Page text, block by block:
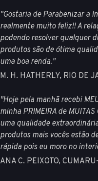
"Gostaria de Parabenizar a
realmente muito feliz!! A
podendo resolver qualquer
produtos são de ótima
uma boa renda."
M. H. HATHERLY, RIO DE
"Hoje pela manhã recebi
minha PRIMEIRA de
uma qualidade
produtos mais vocês estão
rápida pois eu moro no
ANA C. PEIXOTO,